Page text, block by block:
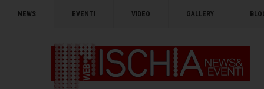
NEWS EVENTI VIDEO GALLERY